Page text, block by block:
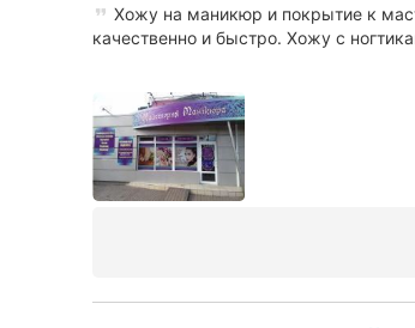
Хожу на маникюр и покрытие к
качественно и быстро. Хожу с